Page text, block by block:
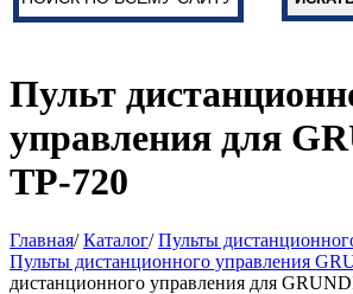
Пульт
управления для
TP-720
Главная/Каталог/Пульты
Пульты дистанционного управления
дистанционного управления для